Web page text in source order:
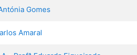
Gomes
Amaral